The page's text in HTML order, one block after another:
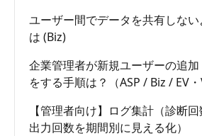
ユーザー間でデータを共有しな
は (Biz)
企業管理者が新規ユーザーの追
をする手順は？（ASP / Biz / EV・
【管理者向け】ログ集計（診断
出力回数を期間別に見える化）